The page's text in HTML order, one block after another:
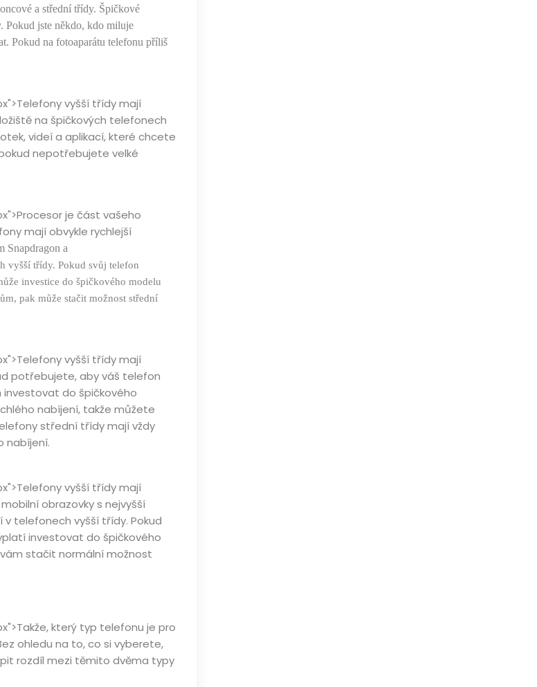
a střední třídy. Špičkové
Pokud jste někdo, kdo miluje
Pokud na fotoaparátu telefonu příliš
vyšší třídy mají
na špičkových telefonech
videí a aplikací, které chcete
nepotřebujete velké
je část vašeho
mají obvykle rychlejší
Snapdragon a
vyšší třídy. Pokud svůj telefon
investice do špičkového modelu
pak může stačit možnost střední
vyšší třídy mají
potřebujete, aby váš telefon
investovat do špičkového
nabíjení, takže můžete
střední třídy mají vždy
nabíjení.
vyšší třídy mají
obrazovky s nejvyšší
telefonech vyšší třídy. Pokud
investovat do špičkového
stačit normální možnost
který typ telefonu je pro
ohledu na to, co si vyberete,
rozdíl mezi těmito dvěma typy